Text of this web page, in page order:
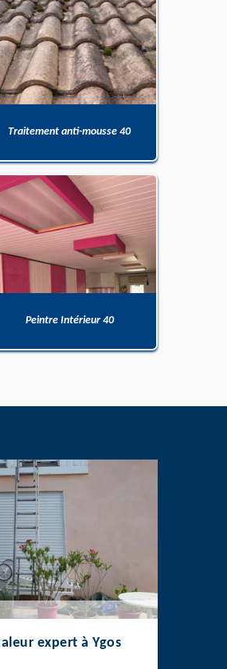
Traitement anti-mousse 40
Peintre Intérieur 40
expert à Ygos